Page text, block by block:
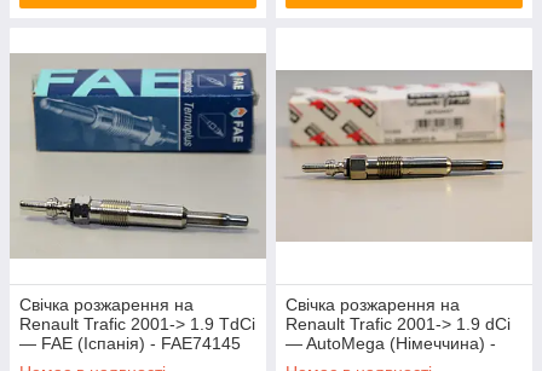
Свічка розжарення на
Renault Trafic 2001-> 1.9 TdCi
— FAE (Іспанія) - FAE74145
Свічка розжарення на
Renault Trafic 2001-> 1.9 dCi
— AutoMega (Німеччина) -
150106210